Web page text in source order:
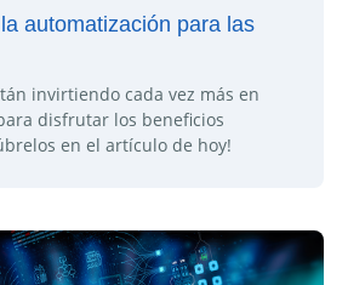
automatización para las
invirtiendo cada vez más en
disfrutar los beneficios
en el artículo de hoy!